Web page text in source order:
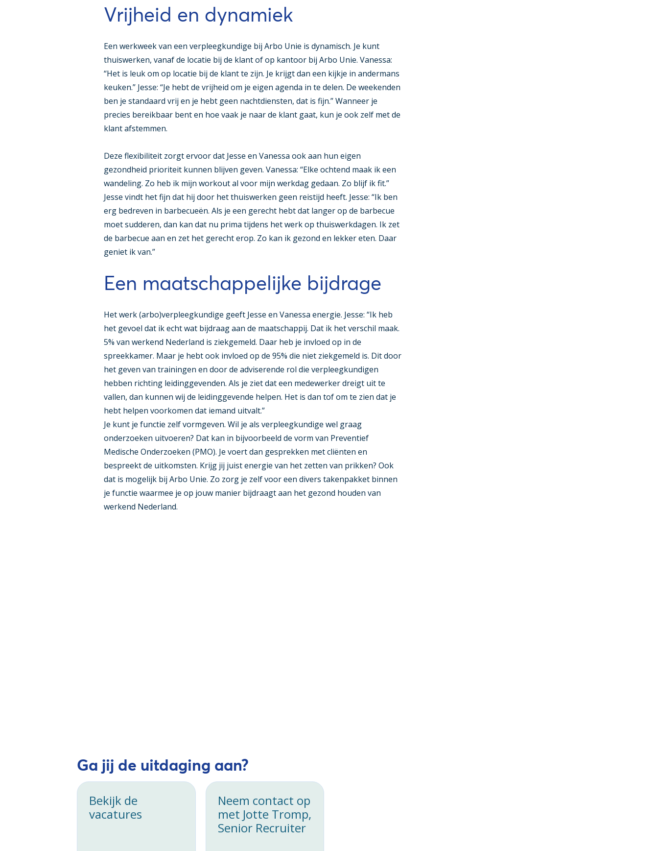
Vrijheid en dynamiek
Een werkweek van een verpleegkundige bij Arbo Unie is dynamisch. Je kunt
thuiswerken, vanaf de locatie bij de klant of op kantoor bij Arbo Unie. Vanessa:
“Het is leuk om op locatie bij de klant te zijn. Je krijgt dan een kijkje in andermans
keuken.” Jesse: “Je hebt de vrijheid om je eigen agenda in te delen. De weekenden
ben je standaard vrij en je hebt geen nachtdiensten, dat is fijn.” Wanneer je
precies bereikbaar bent en hoe vaak je naar de klant gaat, kun je ook zelf met de
klant afstemmen.
Deze flexibiliteit zorgt ervoor dat Jesse en Vanessa ook aan hun eigen
gezondheid prioriteit kunnen blijven geven. Vanessa: “Elke ochtend maak ik een
wandeling. Zo heb ik mijn workout al voor mijn werkdag gedaan. Zo blijf ik fit.”
Jesse vindt het fijn dat hij door het thuiswerken geen reistijd heeft. Jesse: “Ik ben
erg bedreven in barbecueën. Als je een gerecht hebt dat langer op de barbecue
moet sudderen, dan kan dat nu prima tijdens het werk op thuiswerkdagen. Ik zet
de barbecue aan en zet het gerecht erop. Zo kan ik gezond en lekker eten. Daar
geniet ik van.”
Een maatschappelijke bijdrage
Het werk (arbo)verpleegkundige geeft Jesse en Vanessa energie. Jesse: “Ik heb
het gevoel dat ik echt wat bijdraag aan de maatschappij. Dat ik het verschil maak.
5% van werkend Nederland is ziekgemeld. Daar heb je invloed op in de
spreekkamer. Maar je hebt ook invloed op de 95% die niet ziekgemeld is. Dit door
het geven van trainingen en door de adviserende rol die verpleegkundigen
hebben richting leidinggevenden. Als je ziet dat een medewerker dreigt uit te
vallen, dan kunnen wij de leidinggevende helpen. Het is dan tof om te zien dat je
hebt helpen voorkomen dat iemand uitvalt.”
Je kunt je functie zelf vormgeven. Wil je als verpleegkundige wel graag
onderzoeken uitvoeren? Dat kan in bijvoorbeeld de vorm van Preventief
Medische Onderzoeken (PMO). Je voert dan gesprekken met cliënten en
bespreekt de uitkomsten. Krijg jij juist energie van het zetten van prikken? Ook
dat is mogelijk bij Arbo Unie. Zo zorg je zelf voor een divers takenpakket binnen
je functie waarmee je op jouw manier bijdraagt aan het gezond houden van
werkend Nederland.
Ga jij de uitdaging aan?
Bekijk de
vacatures
Neem contact op
met Jotte Tromp,
Senior Recruiter